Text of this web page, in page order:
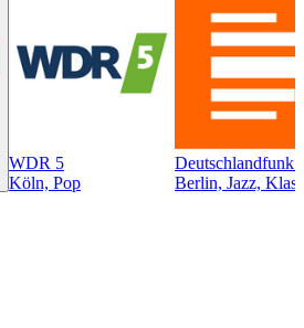
WDR 5
Köln, Pop
Deutschlandfunk
Berlin, Jazz,